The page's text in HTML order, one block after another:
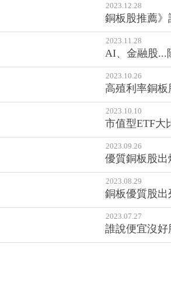
2024.01.31
配息10年不
2023.12.28
銅板股推薦》
2023.11.28
AI、金融股...
2023.10.26
高殖利率銅板
2023.10.10
市值型ETF大
2023.09.26
優質銅板股出
2023.08.29
銅板優質股出
誰說便宜沒